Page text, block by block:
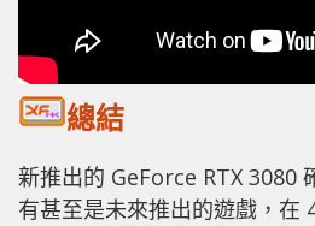
總結
新推出的 GeForce RTX 3080
有甚至是未來推出的遊戲，在